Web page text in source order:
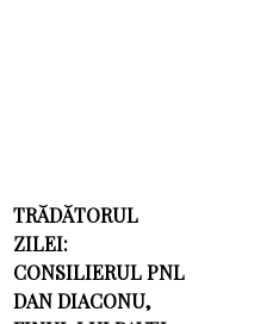
TRĂDĂTORUL
ZILEI:
CONSILIERUL PNL
DAN DIACONU,